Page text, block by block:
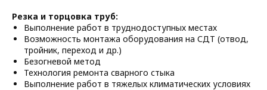
Резка и торцовка труб:
Выполнение работ в труднодоступных местах
Возможность монтажа оборудования на СДТ (отвод,
тройник, переход и др.)
Безогневой метод
Технология ремонта сварного стыка
Выполнение работ в тяжелых климатических условиях